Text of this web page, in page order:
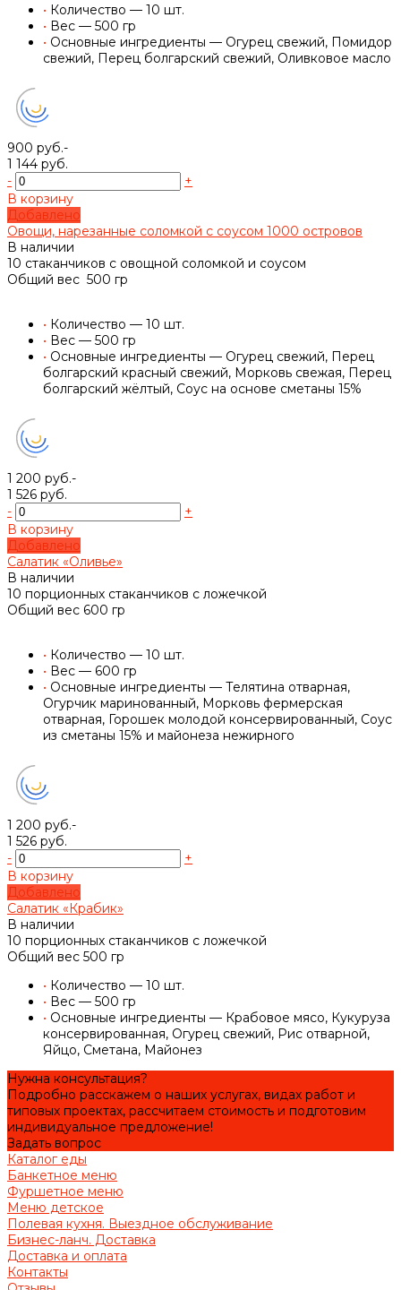
• Количество — 10 шт.
• Вес — 500 гр
• Основные ингредиенты — Огурец свежий, Помидор
свежий, Перец болгарский свежий, Оливковое масло
900 руб.-
1 144 руб.
-
+
В корзину
Добавлено
Овощи, нарезанные соломкой с соусом 1000 островов
В наличии
10 стаканчиков с овощной соломкой и соусом
Общий вес 500 гр
• Количество — 10 шт.
• Вес — 500 гр
• Основные ингредиенты — Огурец свежий, Перец
болгарский красный свежий, Морковь свежая, Перец
болгарский жёлтый, Соус на основе сметаны 15%
1 200 руб.-
1 526 руб.
-
+
В корзину
Добавлено
Салатик «Оливье»
В наличии
10 порционных стаканчиков с ложечкой
Общий вес 600 гр
• Количество — 10 шт.
• Вес — 600 гр
• Основные ингредиенты — Телятина отварная,
Огурчик маринованный, Морковь фермерская
отварная, Горошек молодой консервированный, Соус
из сметаны 15% и майонеза нежирного
1 200 руб.-
1 526 руб.
-
+
В корзину
Добавлено
Салатик «Крабик»
В наличии
10 порционных стаканчиков с ложечкой
Общий вес 500 гр
• Количество — 10 шт.
• Вес — 500 гр
• Основные ингредиенты — Крабовое мясо, Кукуруза
консервированная, Огурец свежий, Рис отварной,
Яйцо, Сметана, Майонез
Нужна консультация?
Подробно расскажем о наших услугах, видах работ и
типовых проектах, рассчитаем стоимость и подготовим
индивидуальное предложение!
Задать вопрос
Каталог еды
Банкетное меню
Фуршетное меню
Меню детское
Полевая кухня. Выездное обслуживание
Бизнес-ланч. Доставка
Доставка и оплата
Контакты